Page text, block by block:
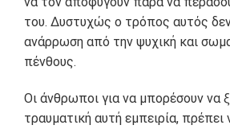
του. Δυστυχώς ο τρόπος αυτός
ανάρρωση από την ψυχική και
πένθους.
Οι άνθρωποι για να μπορέσουν να
τραυματική αυτή εμπειρία,